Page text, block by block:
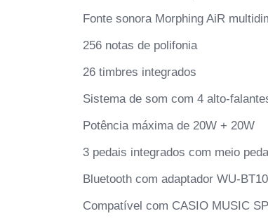
Fonte sonora Morphing AiR
256 notas de polifonia
26 timbres integrados
Sistema de som com 4 alto-
Potência máxima de 20W + 20W
3 pedais integrados com meio
Bluetooth com adaptador WU-
Compatível com CASIO MUSIC